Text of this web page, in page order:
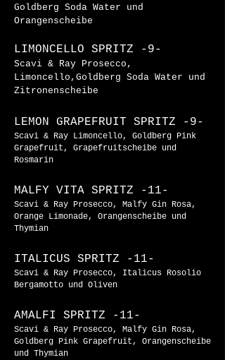
Goldberg Soda Water und
Orangenscheibe
LIMONCELLO SPRITZ -9-
Scavi & Ray Prosecco,
Limoncello,Goldberg Soda Water und
Zitronenscheibe
LEMON GRAPEFRUIT SPRITZ -9-
Scavi & Ray Limoncello, Goldberg Pink
Grapefruit, Grapefruitscheibe und
Rosmarin
MALFY VITA SPRITZ -11-
Scavi & Ray Prosecco, Malfy Gin Rosa,
Orange Limonade, Orangenscheibe und
Thymian
ITALICUS SPRITZ -11-
Scavi & Ray Prosecco, Italicus Rosolio
Bergamotto und Oliven
AMALFI SPRITZ -11-
Scavi & Ray Prosecco, Malfy Gin Rosa,
Goldberg Pink Grapefruit, Orangenscheibe
und Thymian